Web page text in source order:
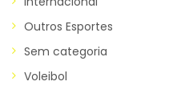
Outros Esportes
Sem categoria
Voleibol